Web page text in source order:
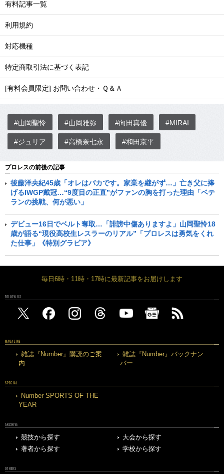
有料記事一覧
利用規約
対応機種
特定商取引法に基づく表記
[有料会員限定] お問い合わせ・Ｑ＆Ａ
#山岡聖怜 #山岡雅弥 #向田真優 #MIRAI
#ジュリア #高橋奈七永 #和田京平
プロレスの前後の記事
後藤洋央紀45歳「オレはバカです。家業を継がず…」亡き父に捧
げるIWGP戴冠…“9度目の正直”がファンの胸を打った理由「ベテ
ランの挑戦、何が悪い」
デビュー16日でベルト奪取…「誹謗中傷ありますよ」山岡聖怜18
歳が語る“現役高校生レスラーのリアル”「プロレスは勇気をくれ
た仕事」《特別グラビア》
毎日6時・11時・17時に最新記事をお届けします
FOLLOW US
MAGAZINE
雑誌『Number』購読のご案
内
雑誌『Number』バックナン
バー
SPECIAL
Number SPORTS OF THE
YEAR
ARCHIVE
競技から探す
大会から探す
著者から探す
学校から探す
OTHERS